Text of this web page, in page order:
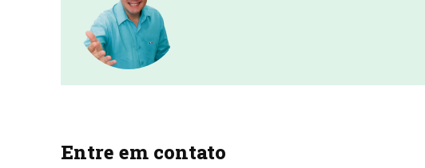
Entre em contato